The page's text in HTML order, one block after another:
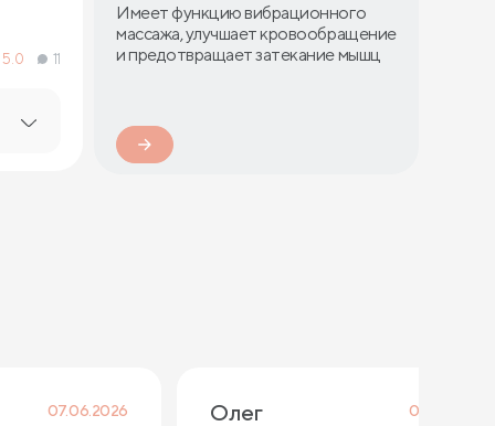
5.0 11
Имеет функцию вибрационного
массажа, улучшает кровообращение
и предотвращает затекание мышц
07.06.2026 Олег 06.05.2026